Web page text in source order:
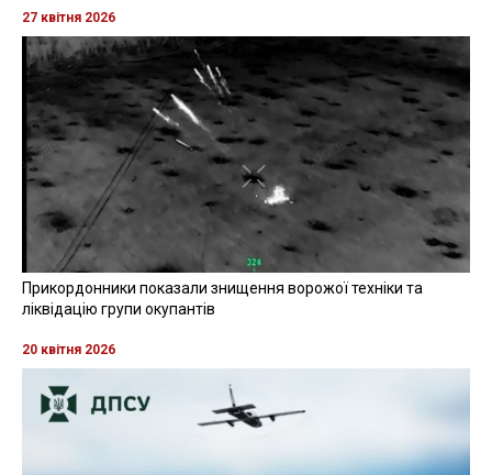
27 квітня 2026
Прикордонники показали знищення ворожої техніки та
ліквідацію групи окупантів
20 квітня 2026